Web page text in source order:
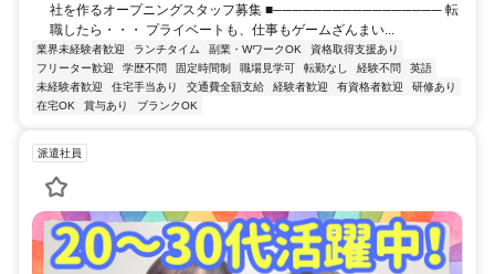
社を作るオープニングスタッフ募集 ■───────────────── 転
職したら・・・ プライベートも、仕事もゲームざんまい...
業界未経験者歓迎 ランチタイム 副業・WワークOK
資格取得支援あり
フリーター歓迎
学歴不問 固定時間制 職場見学可 転勤なし 経験不問
英語
未経験者歓迎
住宅手当あり 交通費全額支給 経験者歓迎 有資格者歓迎
研修あり
在宅OK
賞与あり ブランクOK
派遣社員